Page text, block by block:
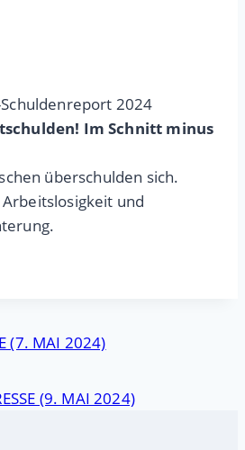
2024
Im Schnitt minus
überschulden sich.
und
(7. MAI 2024)
(9. MAI 2024)